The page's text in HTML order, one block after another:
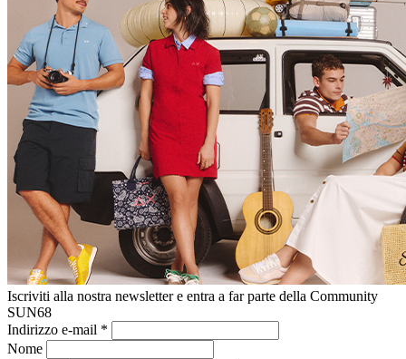
Iscriviti alla nostra newsletter e entra a far parte della Community
SUN68
Indirizzo e-mail *
Nome